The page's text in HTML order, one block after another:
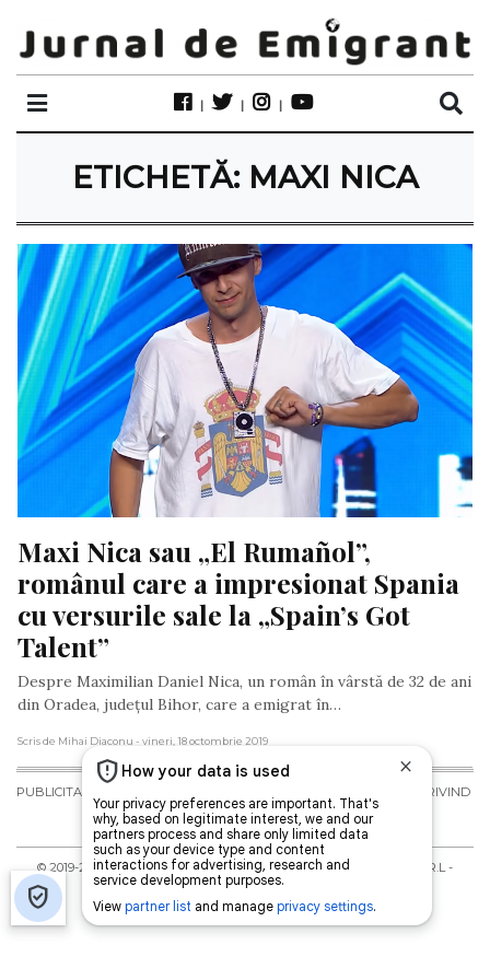
ETICHETĂ: MAXI NICA
Maxi Nica sau „El Rumañol”,
românul care a impresionat Spania
cu versurile sale la „Spain’s Got
Talent”
Despre Maximilian Daniel Nica, un român în vârstă de 32 de ani
din Oradea, județul Bihor, care a emigrat în…
Scris de Mihai Diaconu - vineri, 18 octombrie 2019
PUBLICITATE
CONDIȚII DE
UTILIZARE
CONFIDENȚIALITATE
POLITICA PRIVIND
FISIERELE
COOKIES
© 2019-2026Toate drepturile rezervate Diaspora Media Network S.R.L -
Interzisă copierea conținutului fără acordul redacției.